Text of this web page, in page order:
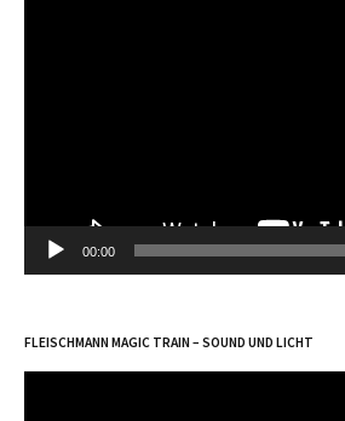
00:00
FLEISCHMANN MAGIC TRAIN – SOUND UND LICHT